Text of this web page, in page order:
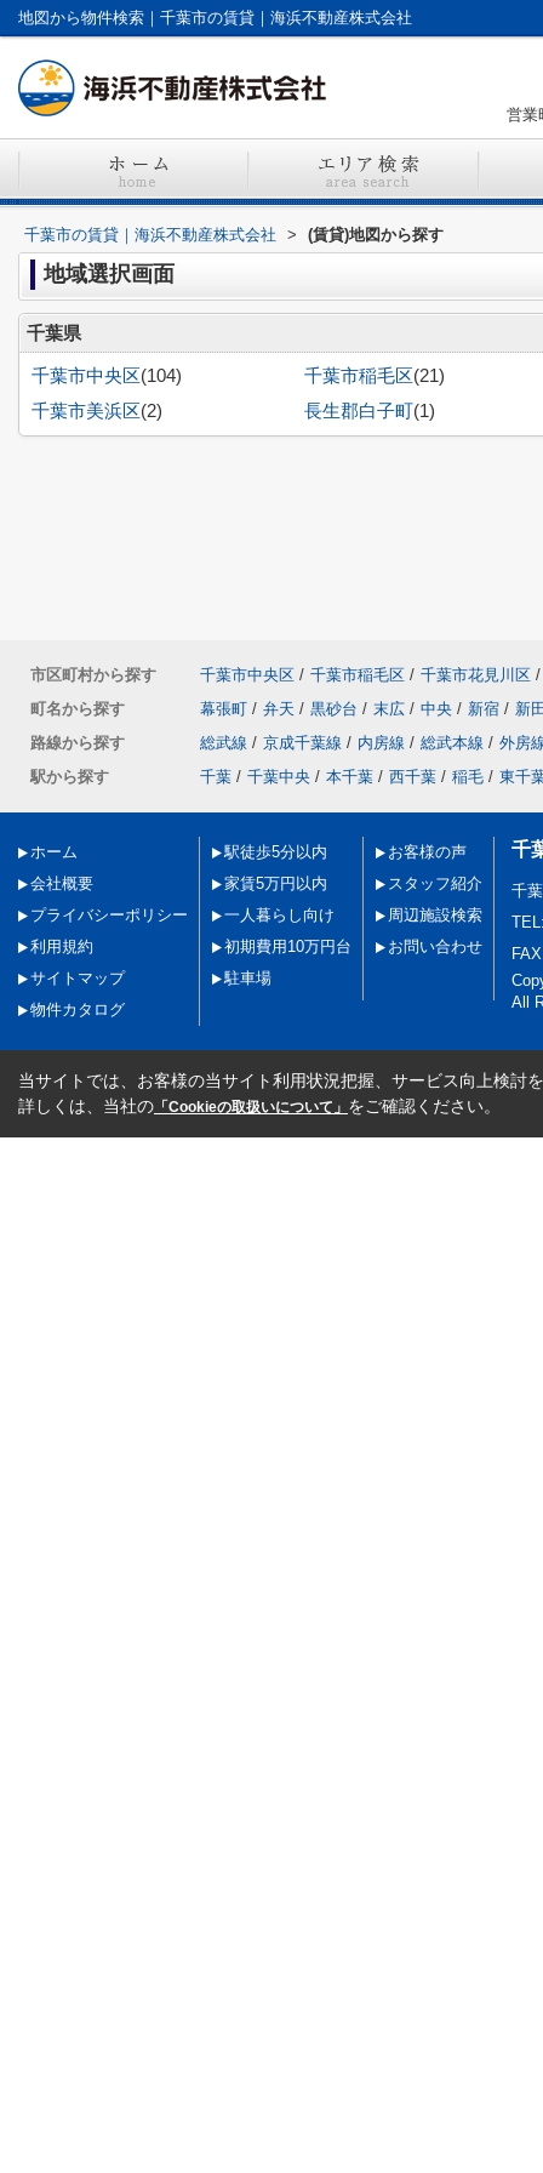
地図から物件検索｜千葉市の賃貸｜海浜不動産株式会社
営業
千葉市の賃貸｜海浜不動産株式会社 > (賃貸)地図から探す
地域選択画面
千葉県
千葉市中央区(104) 千葉市稲毛区(21)
千葉市美浜区(2) 長生郡白子町(1)
市区町村から探す 千葉市中央区 / 千葉市稲毛区 / 千葉市花見川区 /
町名から探す
幕張町 / 弁天 / 黒砂台 / 末広 / 中央 / 新宿 / 新
路線から探す
総武線 / 京成千葉線 / 内房線 / 総武本線 / 外房
駅から探す
千葉 / 千葉中央 / 本千葉 / 西千葉 / 稲毛 / 東千
ホーム
会社概要
プライバシーポリシー
利用規約
サイトマップ
物件カタログ
駅徒歩5分以内
家賃5万円以内
一人暮らし向け
初期費用10万円台
駐車場
お客様の声
スタッフ紹介
周辺施設検索
お問い合わせ
千
千
All
当サイトでは、お客様の当サイト利用状況把握、サービス向上検討
詳しくは、当社の 「Cookieの取扱いについて」 をご確認ください。